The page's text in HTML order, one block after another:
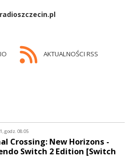
AKTUALNOŚCI RSS
godz. 08:05
Crossing: New Horizons -
Switch 2 Edition [Switch